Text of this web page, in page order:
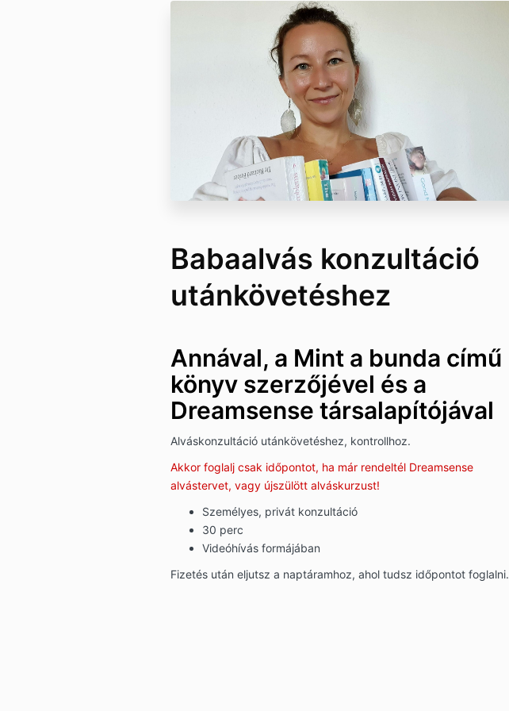
Babaalvás konzultáció
utánkövetéshez
Annával, a Mint a bunda című
könyv szerzőjével és a
Dreamsense társalapítójával
Alváskonzultáció utánkövetéshez, kontrollhoz.
Akkor foglalj csak időpontot, ha már rendeltél Dreamsense
alvástervet, vagy újszülött alváskurzust!
Személyes, privát konzultáció
30 perc
Videóhívás formájában
Fizetés után eljutsz a naptáramhoz, ahol tudsz időpontot foglalni.